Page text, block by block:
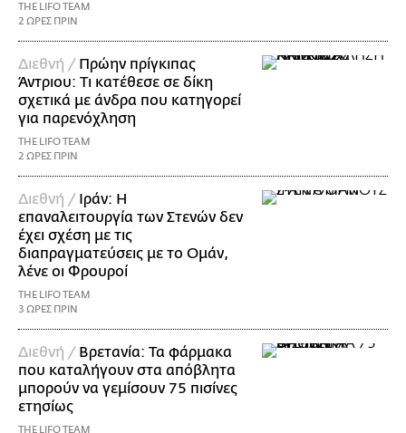
THE LIFO TEAM
2 ΩΡΕΣ ΠΡΙΝ
Διεθνή / Πρώην πρίγκιπας
Άντριου: Τι κατέθεσε σε δίκη
σχετικά με άνδρα που κατηγορεί
για παρενόχληση
THE LIFO TEAM
2 ΩΡΕΣ ΠΡΙΝ
Διεθνή / Ιράν: Η
επαναλειτουργία των Στενών δεν
έχει σχέση με τις
διαπραγματεύσεις με το Ομάν,
λένε οι Φρουροί
THE LIFO TEAM
3 ΩΡΕΣ ΠΡΙΝ
Διεθνή / Βρετανία: Τα φάρμακα
που καταλήγουν στα απόβλητα
μπορούν να γεμίσουν 75 πισίνες
ετησίως
THE LIFO TEAM